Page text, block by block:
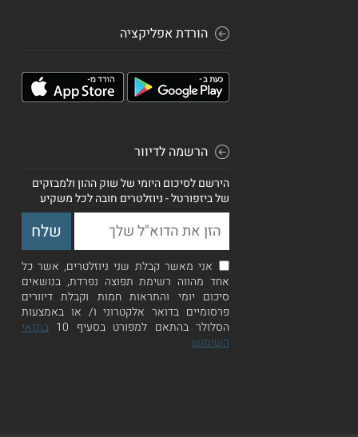
הורדת אפליקציה
הרשמה לדיוור
הירשם לסיכום היומי של שוק ההון ולמבזקים
של ביזפורטל - ניוזלטרים חובה לכל משקיע
אני מאשר קבלת שני ניוזלטרים, אשר כל
אחד מהווה רשימת תפוצה נפרדת, בנושאים
סיכום יומי והתראות חמות וקבלת דיוורים
פרסומיים בדואר אלקטרוני ו/ או באמצעות
הסלולר בהתאם למפורט בסעיף 10
בתנאי
השימוש